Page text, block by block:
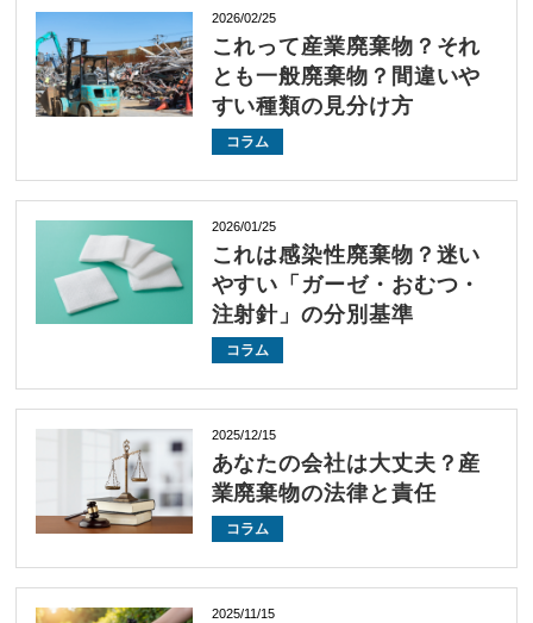
2026/02/25
これって産業廃棄物？それ
とも一般廃棄物？間違いや
すい種類の見分け方
コラム
2026/01/25
これは感染性廃棄物？迷い
やすい「ガーゼ・おむつ・
注射針」の分別基準
コラム
2025/12/15
あなたの会社は大丈夫？産
業廃棄物の法律と責任
コラム
2025/11/15